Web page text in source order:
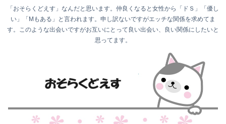
「おそらくどえす」なんだと思います。仲良くなると女性から「ドＳ」「優し
い」「Mもある」と言われます。申し訳ないですがエッチな関係を求めてま
す。このような出会いですがお互いにとって良い出会い、良い関係にしたいと
思ってます。